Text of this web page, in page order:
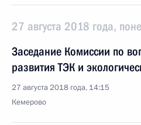
27 августа 2018 года,
Заседание Комиссии по
развития ТЭК и
27 августа 2018 года, 14:15
Кемерово